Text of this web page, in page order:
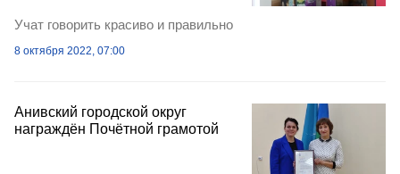
Учат говорить красиво и правильно
8 октября 2022, 07:00
Анивский городской округ
награждён Почётной грамотой